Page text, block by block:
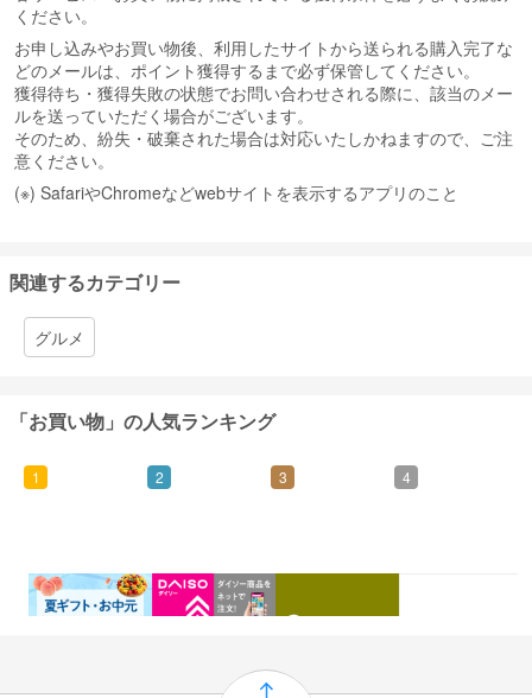
ください。
お申し込みやお買い物後、利用したサイトから送られる購入完了な
どのメールは、ポイント獲得するまで必ず保管してください。
獲得待ち・獲得失敗の状態でお問い合わせされる際に、該当のメー
ルを送っていただく場合がございます。
そのため、紛失・破棄された場合は対応いたしかねますので、ご注
意ください。
(※) SafariやChromeなどwebサイトを表示するアプリのこと
関連するカテゴリー
グルメ
「お買い物」の人気ランキング
1
0.46%還元
2
1.5%還元
3 4